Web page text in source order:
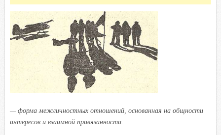
— форма межличностных отношений, основанная на общности
интересов и взаимной привязанности.